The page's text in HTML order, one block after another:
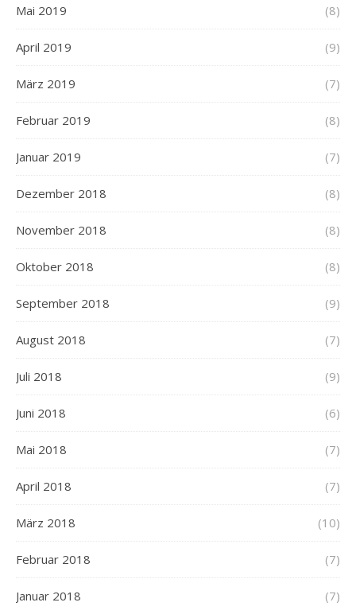
Mai 2019 (8)
April 2019 (9)
März 2019 (7)
Februar 2019 (8)
Januar 2019 (7)
Dezember 2018 (8)
November 2018 (8)
Oktober 2018 (8)
September 2018 (9)
August 2018 (7)
Juli 2018 (9)
Juni 2018 (6)
Mai 2018 (7)
April 2018 (7)
März 2018 (10)
Februar 2018 (7)
Januar 2018 (7)